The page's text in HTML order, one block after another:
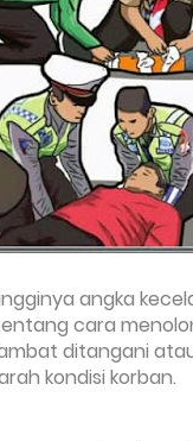
angka
cara
ditangani
kondisi korban.